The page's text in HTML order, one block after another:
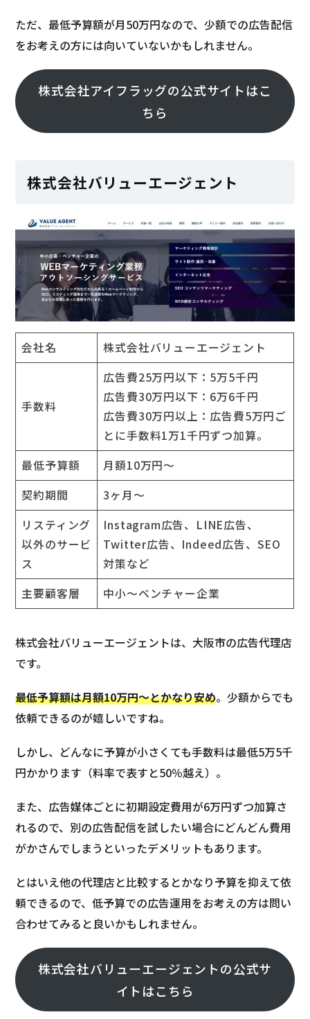
ただ、最低予算額が月50万円なので、少額での広告配信
をお考えの方には向いていないかもしれません。
株式会社アイフラッグの公式サイトはこ
ちら
株式会社バリューエージェント
会社名 株式会社バリューエージェント
手数料
広告費25万円以下：5万5千円
広告費30万円以下：6万6千円
広告費30万円以上：広告費5万円ご
とに手数料1万1千円ずつ加算。
最低予算額
月額10万円～
契約期間
3ヶ月～
リスティング
以外のサービ
ス
Instagram広告、LINE広告、
Twitter広告、Indeed広告、SEO
対策など
主要顧客層
中小～ベンチャー企業
株式会社バリューエージェントは、大阪市の広告代理店
です。
最低予算額は月額10万円～とかなり安め。少額からでも
依頼できるのが嬉しいですね。
しかし、どんなに予算が小さくても手数料は最低5万5千
円かかります（料率で表すと50％越え）。
また、広告媒体ごとに初期設定費用が6万円ずつ加算さ
れるので、別の広告配信を試したい場合にどんどん費用
がかさんでしまうといったデメリットもあります。
とはいえ他の代理店と比較するとかなり予算を抑えて依
頼できるので、低予算での広告運用をお考えの方は問い
合わせてみると良いかもしれません。
株式会社バリューエージェントの公式サ
イトはこちら